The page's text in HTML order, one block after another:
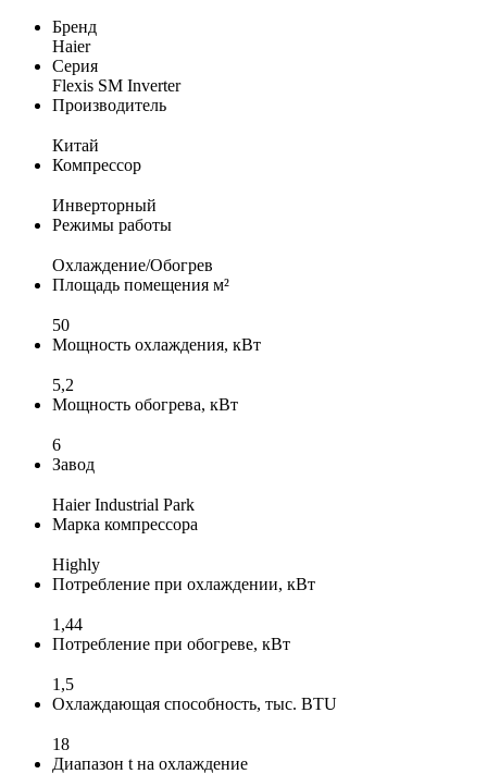
Бренд
Haier
Серия
Flexis SM Inverter
Производитель
Китай
Компрессор
Инверторный
Режимы работы
Охлаждение/Обогрев
Площадь помещения м²
50
Мощность охлаждения, кВт
5,2
Мощность обогрева, кВт
6
Завод
Haier Industrial Park
Марка компрессора
Highly
Потребление при охлаждении, кВт
1,44
Потребление при обогреве, кВт
1,5
Охлаждающая способность, тыс. BTU
18
Диапазон t на охлаждение